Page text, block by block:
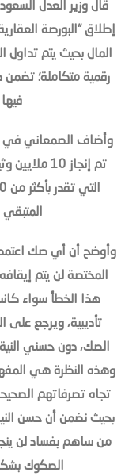
قال وزير العدل
إطلاق “البورصة
المال بحيث يتم تداول
رقمية متكاملة؛ تضمن
وأضاف الصمعاني في
تم إنجاز 10
وأوضح أن أي صك
المختصة لن يتم
هذا الخطأ سواء
تأديبية، ويرجع
الصك، دون حسني
وهذه النظرة هي
تجاه تصرفاتهم
بحيث نضمن أن حسن
من ساهم بفساد لن
الصكوك